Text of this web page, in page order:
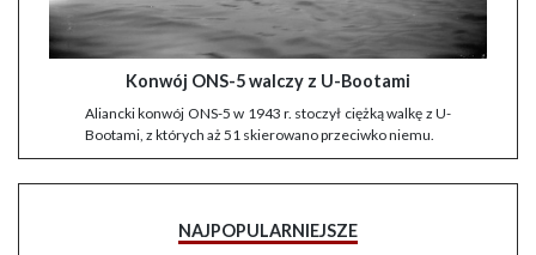
Konwój ONS-5 walczy z U-Bootami
Aliancki konwój ONS-5 w 1943 r. stoczył ciężką walkę z U-
Bootami, z których aż 51 skierowano przeciwko niemu.
NAJPOPULARNIEJSZE